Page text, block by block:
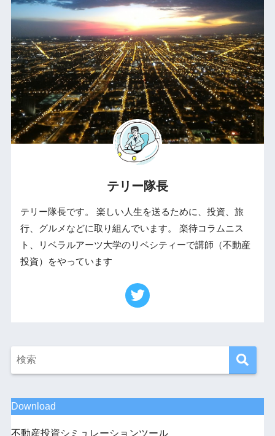
テリー隊長
テリー隊長です。 楽しい人生を送るために、投資、旅
行、グルメなどに取り組んでいます。 楽待コラムニス
ト、リベラルアーツ大学のリベシティーで講師（不動産
投資）をやっています
Download
不動産投資シミュレーションツール